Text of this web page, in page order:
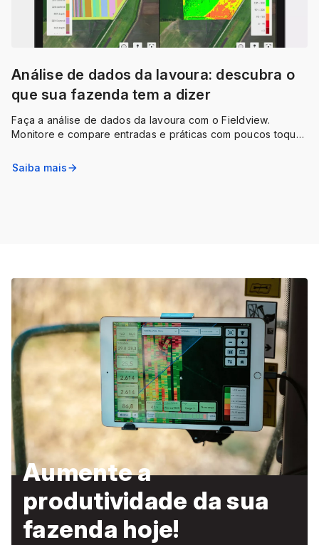
Análise de dados da lavoura: descubra o
que sua fazenda tem a dizer
Faça a análise de dados da lavoura com o Fieldview.
Monitore e compare entradas e práticas com poucos toques
Saiba maisarrow_forward
Aumente a
produtividade da sua
fazenda hoje!